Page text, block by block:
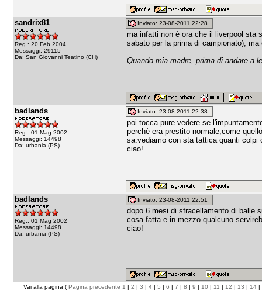
sandrix81
Reg.: 20 Feb 2004
Messaggi: 29115
Da: San Giovanni Teatino (CH)
Inviato: 23-08-2011 22:28
ma infatti non è ora che il liverpool sta
sabato per la prima di campionato), ma
Quando mia madre, prima di andare a
badlands
Reg.: 01 Mag 2002
Messaggi: 14498
Da: urbania (PS)
Inviato: 23-08-2011 22:38
poi tocca pure vedere se
perchè era prestito normale,come
sa.vediamo con sta tattica quanti colpi
ciao!
badlands
Reg.: 01 Mag 2002
Messaggi: 14498
Da: urbania (PS)
Inviato: 23-08-2011 22:51
dopo 6 mesi di sfracellamento di balle
cosa fatta e in mezzo qualcuno
ciao!
Vai alla pagina ( Pagina precedente 1 | 2 | 3 | 4 | 5 | 6 | 7 | 8 | 9 | 10 | 11 | 12 | 13 | 14 |